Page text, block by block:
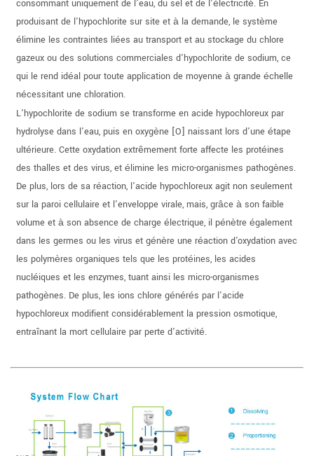
consommant uniquement de l'eau, du sel et de l'électricité. En
produisant de l'hypochlorite sur site et à la demande, le système
élimine les contraintes liées au transport et au stockage du chlore
gazeux ou des solutions commerciales d'hypochlorite de sodium, ce
qui le rend idéal pour toute application de moyenne à grande échelle
nécessitant une chloration.
L'hypochlorite de sodium se transforme en acide hypochloreux par
hydrolyse dans l'eau, puis en oxygène [O] naissant lors d'une étape
ultérieure. Cette oxydation extrêmement forte affecte les protéines
des thalles et des virus, et élimine les micro-organismes pathogènes.
De plus, lors de sa réaction, l'acide hypochloreux agit non seulement
sur la paroi cellulaire et l'enveloppe virale, mais, grâce à son faible
volume et à son absence de charge électrique, il pénètre également
dans les germes ou les virus et génère une réaction d'oxydation avec
les polymères organiques tels que les protéines, les acides
nucléiques et les enzymes, tuant ainsi les micro-organismes
pathogènes. De plus, les ions chlore générés par l'acide
hypochloreux modifient considérablement la pression osmotique,
entraînant la mort cellulaire par perte d'activité.